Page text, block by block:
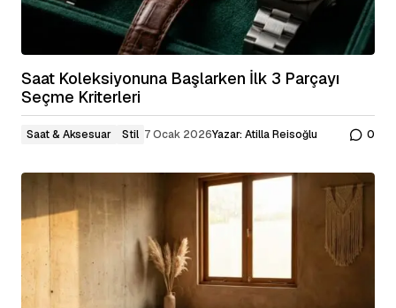
Saat Koleksiyonuna Başlarken İlk 3 Parçayı
Seçme Kriterleri
Saat & Aksesuar Stil 7 Ocak 2026Yazar: Atilla Reisoğlu 0